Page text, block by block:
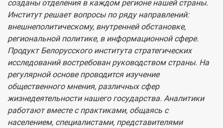
созданы отделения в каждом регионе нашей страны.
Институт решает вопросы по ряду направлений:
внешнеполитическому, внутренней обстановке,
региональной политике, в информационной сфере.
Продукт Белорусского института стратегических
исследований востребован руководством страны. На
регулярной основе проводится изучение
общественного мнения, различных сфер
жизнедеятельности нашего государства. Аналитики
работают вместе с практиками, общаясь с
населением, специалистами, представителями